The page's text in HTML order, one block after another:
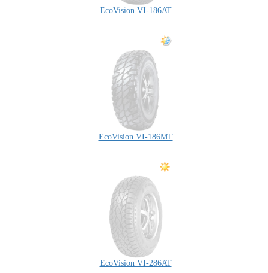
EcoVision VI-186AT
EcoVision VI-186MT
EcoVision VI-286AT